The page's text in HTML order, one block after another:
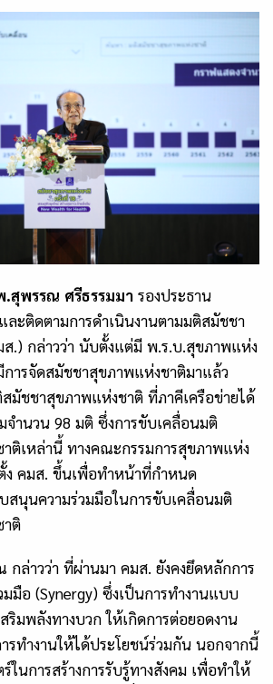
สุพรรณ ศรีธรรมมา รองประธาน
ละติดตามการดำเนินงานตามมติสมัชชา
.) กล่าวว่า นับตั้งแต่มี พ.ร.บ.สุขภาพแห่ง
การจัดสมัชชาสุขภาพแห่งชาติมาแล้ว
มัชชาสุขภาพแห่งชาติ ที่ภาคีเครือข่ายได้
จำนวน 98 มติ ซึ่งการขับเคลื่อนมติ
ติเหล่านี้ ทางคณะกรรมการสุขภาพแห่ง
ง คมส. ขึ้นเพื่อทำหน้าที่กำหนด
สนุนความร่วมมือในการขับเคลื่อนมติ
ติ
ล่าวว่า ที่ผ่านมา คมส. ยังคงยึดหลักการ
มมือ (Synergy) ซึ่งเป็นการทำงานแบบ
ริมพลังทางบวก ให้เกิดการต่อยอดงาน
รทำงานให้ได้ประโยชน์ร่วมกัน นอกจากนี้
ในการสร้างการรับรู้ทางสังคม เพื่อทำให้